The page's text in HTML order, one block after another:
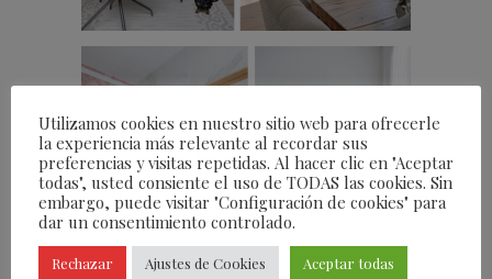
Utilizamos cookies en nuestro sitio web para ofrecerle
la experiencia más relevante al recordar sus
preferencias y visitas repetidas. Al hacer clic en "Aceptar
todas", usted consiente el uso de TODAS las cookies. Sin
embargo, puede visitar "Configuración de cookies" para
dar un consentimiento controlado.
Rechazar Ajustes de Cookies Aceptar todas